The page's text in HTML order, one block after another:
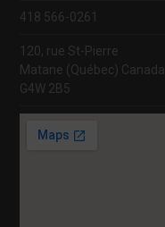
418 566-0261
120, rue St-Pierre
Matane (Québec) Canada
G4W 2B5